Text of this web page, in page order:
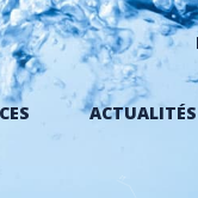
ACTUALITÉS